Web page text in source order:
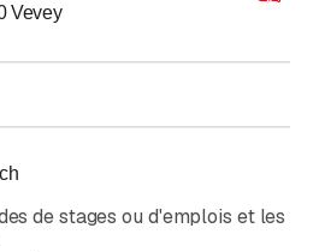
Ouvert toute la journée
Ouvert toute la journée
Vevey
de stages ou d'emplois et les